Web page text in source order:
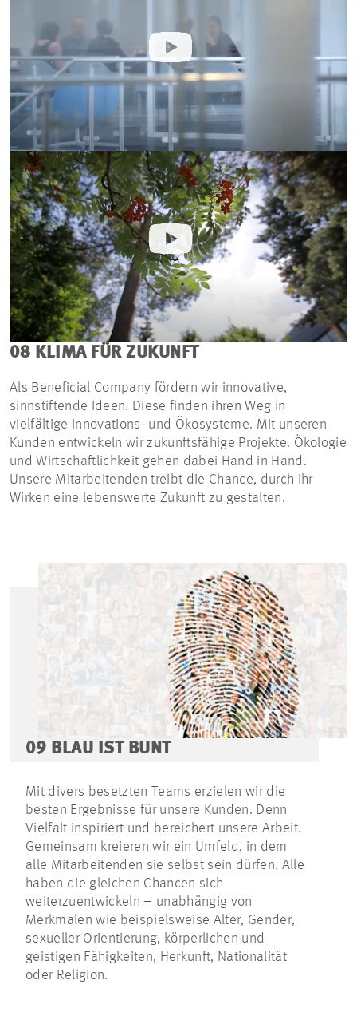
08 KLIMA FÜR ZUKUNFT
Als Beneficial Company fördern wir innovative,
sinnstiftende Ideen. Diese finden ihren Weg in
vielfältige Innovations- und Ökosysteme. Mit unseren
Kunden entwickeln wir zukunftsfähige Projekte. Ökologie
und Wirtschaftlichkeit gehen dabei Hand in Hand.
Unsere Mitarbeitenden treibt die Chance, durch ihr
Wirken eine lebenswerte Zukunft zu gestalten.
09 BLAU IST BUNT
Mit divers besetzten Teams erzielen wir die
besten Ergebnisse für unsere Kunden. Denn
Vielfalt inspiriert und bereichert unsere Arbeit.
Gemeinsam kreieren wir ein Umfeld, in dem
alle Mitarbeitenden sie selbst sein dürfen. Alle
haben die gleichen Chancen sich
weiterzuentwickeln – unabhängig von
Merkmalen wie beispielsweise Alter, Gender,
sexueller Orientierung, körperlichen und
geistigen Fähigkeiten, Herkunft, Nationalität
oder Religion.